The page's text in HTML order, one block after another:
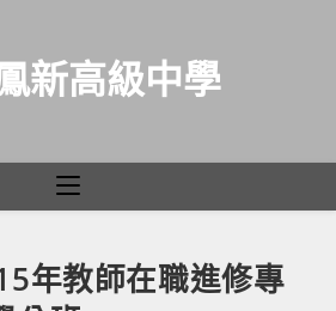
新高級中學
年教師在職進修專